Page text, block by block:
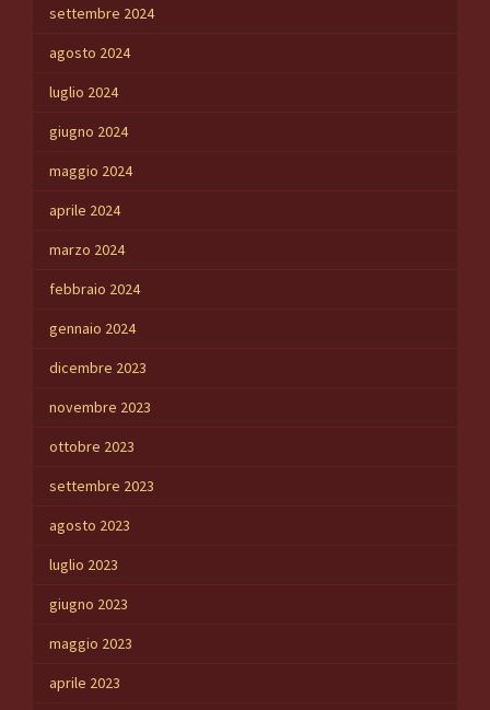
settembre 2024
agosto 2024
luglio 2024
giugno 2024
maggio 2024
aprile 2024
marzo 2024
febbraio 2024
gennaio 2024
dicembre 2023
novembre 2023
ottobre 2023
settembre 2023
agosto 2023
luglio 2023
giugno 2023
maggio 2023
aprile 2023